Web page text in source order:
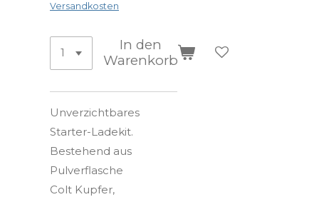
Versandkosten
In den
Warenkorb
Unverzichtbares
Starter-Ladekit.
Bestehend aus
Pulverflasche
Colt Kupfer,